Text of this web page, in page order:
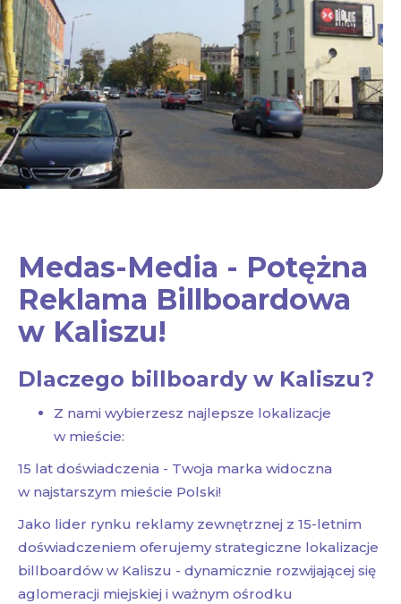
Medas-Media - Potężna
Reklama Billboardowa
w Kaliszu!
Dlaczego billboardy w Kaliszu?
Z nami wybierzesz najlepsze lokalizacje
w mieście:
15 lat doświadczenia - Twoja marka widoczna
w najstarszym mieście Polski!
Jako lider rynku reklamy zewnętrznej z 15-letnim
doświadczeniem oferujemy strategiczne lokalizacje
billboardów w Kaliszu - dynamicznie rozwijającej się
aglomeracji miejskiej i ważnym ośrodku